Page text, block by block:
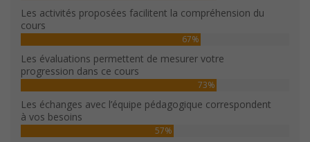
Les activités proposées facilitent la compréhension du
cours
67%
Les évaluations permettent de mesurer votre
progression dans ce cours
73%
Les échanges avec l’équipe pédagogique correspondent
à vos besoins
57%